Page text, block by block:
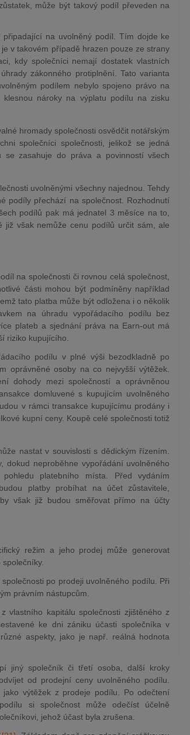
může být takový podíl převeden na
na uvolněný podíl. Tím dojde ke
v takovém případě hrazen pouze ze strany
kdy společníci nemají dostatek vlastních
zákonného protiplnění. Tato varianta
podílem nebylo spojeno právo na
nároky na výplatu podílu na zisku
hromady společnosti osvědčit notářským
společníci společnosti, jelikož se jedná
se zasahuje do práva a povinností všech
uvolněnými všechny najednou. Tehdy
podíly přechází na společnost. Rozhodnutí
podílů pak má jednatel 3 měsíce na to,
však nemůže cenu podílů určit sám, ale
na společnosti či rovnou celá společnost,
části mohou být podmíněny například
tato platba může být odložena i o několik
na úhradu vypořádacího podílu bez
plateb a sjednání práva na Earn-out má
riziko kupujícího.
podílu v plné výši bezodkladně po
oprávněné osoby na co nejvyšší výtěžek.
dohody mezi společností a oprávněnou
domluvené s kupujícím uvolněného
v rámci transakce kupujícímu prodány i
kupní ceny. Koupě celé společnosti totiž
nastat v souvislosti s dědickým řízením.
dokud neproběhne vypořádání uvolněného
platebního místa. Před vydáním
platby probíhat na účet zůstavitele,
však již budou směřovat přímo na účty
režim a jeho prodej může generovat
po prodeji uvolněného podílu. Při
právním nástupcům.
vlastního kapitálu společnosti zjištěného z
ke dni zániku účasti společníka v
aspekty, jako je např. reálná hodnota
jiný společník či třetí osoba, další kroky
od prodejní ceny uvolněného podílu.
výtěžek z prodeje podílu. Po odečtení
si společnost může odečíst účelně
jehož účast byla zrušena.